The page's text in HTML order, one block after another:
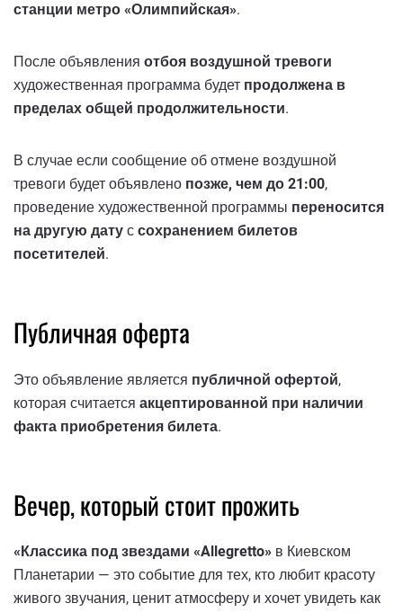
станции метро «Олимпийская».
После объявления отбоя воздушной тревоги
художественная программа будет продолжена в
пределах общей продолжительности.
В случае если сообщение об отмене воздушной
тревоги будет объявлено позже, чем до 21:00,
проведение художественной программы переносится
на другую дату с сохранением билетов
посетителей.
Публичная оферта
Это объявление является публичной офертой,
которая считается акцептированной при наличии
факта приобретения билета.
Вечер, который стоит прожить
«Классика под звездами «Allegretto» в Киевском
Планетарии — это событие для тех, кто любит красоту
живого звучания, ценит атмосферу и хочет увидеть как